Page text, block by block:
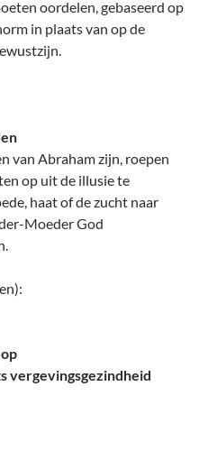
oordelen, gebaseerd op
in plaats van op de
van Abraham zijn, roepen
op uit de illusie te
haat of de zucht naar
Moeder God
vergevingsgezindheid